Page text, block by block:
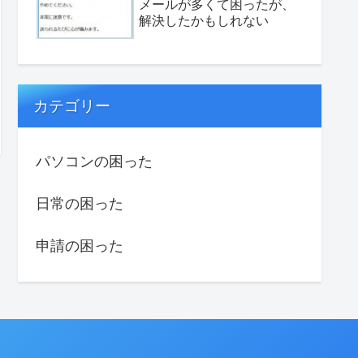
メールが多くて困ったが、
解決したかもしれない
カテゴリー
パソコンの困った
日常の困った
申請の困った